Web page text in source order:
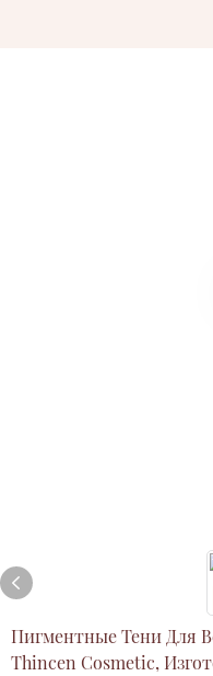
Пигментные Тени Для
Thincen Cosmetic,